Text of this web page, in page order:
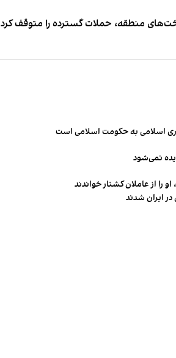
منطقه، حملات گسترده را متوقف کرد
اسلامی به حکومت اسلامی است
نمی‌شود
را از عاملان کشتار خواندند
ایران شدند